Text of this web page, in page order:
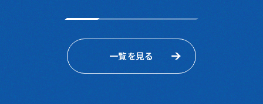
一覧を見る